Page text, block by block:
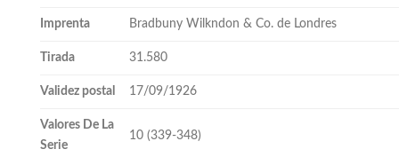
Imprenta Bradbuny Wilkndon & Co. de Londres
Tirada 31.580
Validez postal 17/09/1926
Valores De La
Serie
10 (339-348)